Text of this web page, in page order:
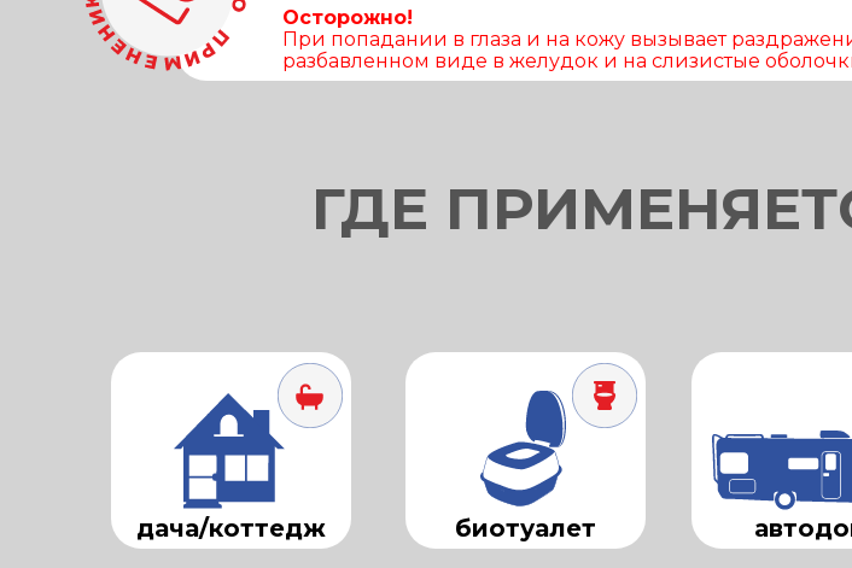
Осторожно!
При попадании в глаза и на кожу вызывает
разбавленном виде в желудок и на слизистые
ГДЕ
дача/коттедж биотуалет